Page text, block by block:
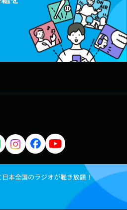
本全国のラジオが聴き放題！